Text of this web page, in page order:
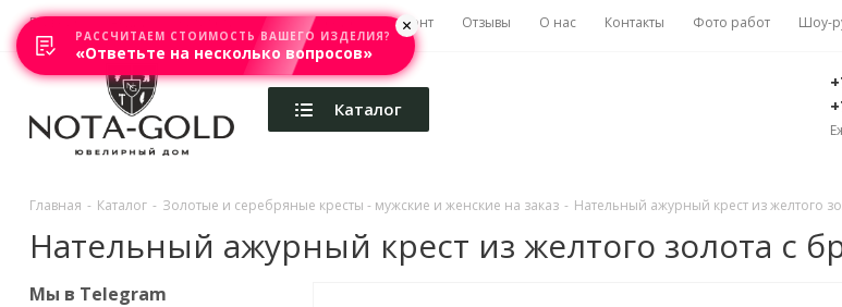
Главная Акции Каталоги Изготовление Ремонт Отзывы О нас Контакты Фото работ Шоу-
Каталог
Главная - Каталог - Золотые и серебряные кресты - мужские и женские на заказ - Нательный ажурный крест из желтого
Нательный ажурный крест из желтого золота с
Мы в Telegram
РАССЧИТАЕМ СТОИМОСТЬ ВАШЕГО ИЗДЕЛИЯ?
«Ответьте на несколько вопросов»